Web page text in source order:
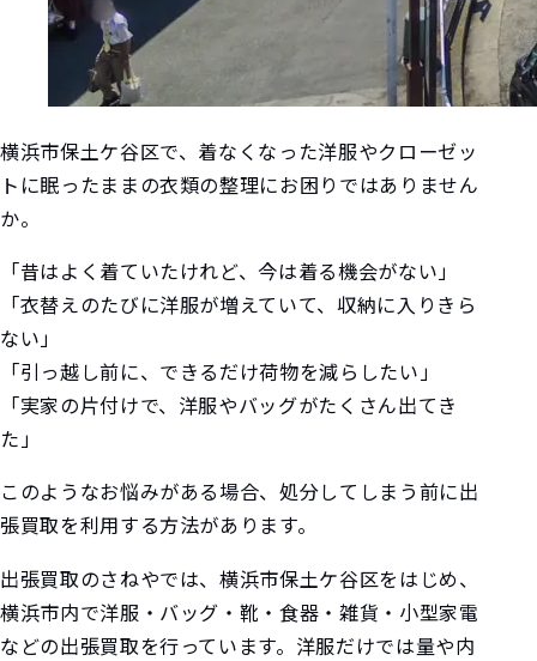
横浜市保土ケ谷区で、着なくなった洋服やクローゼッ
トに眠ったままの衣類の整理にお困りではありません
か。
「昔はよく着ていたけれど、今は着る機会がない」
「衣替えのたびに洋服が増えていて、収納に入りきら
ない」
「引っ越し前に、できるだけ荷物を減らしたい」
「実家の片付けで、洋服やバッグがたくさん出てき
た」
このようなお悩みがある場合、処分してしまう前に出
張買取を利用する方法があります。
出張買取のさねやでは、横浜市保土ケ谷区をはじめ、
横浜市内で洋服・バッグ・靴・食器・雑貨・小型家電
などの出張買取を行っています。洋服だけでは量や内